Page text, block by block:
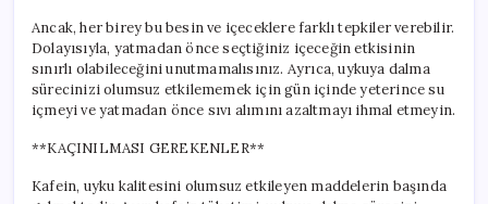
Ancak, her birey bu besin ve içeceklere farklı tepkiler verebilir.
Dolayısıyla, yatmadan önce seçtiğiniz içeceğin etkisinin
sınırlı olabileceğini unutmamalısınız. Ayrıca, uykuya dalma
sürecinizi olumsuz etkilememek için gün içinde yeterince su
içmeyi ve yatmadan önce sıvı alımını azaltmayı ihmal etmeyin.
**KAÇINILMASI GEREKENLER**
Kafein, uyku kalitesini olumsuz etkileyen maddelerin başında